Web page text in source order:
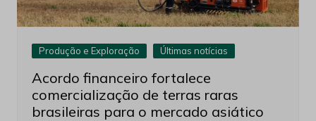
Produção e Exploração Últimas notícias
Acordo financeiro fortalece
comercialização de terras raras
brasileiras para o mercado asiático